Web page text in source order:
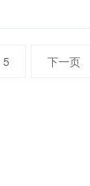
5 下一页